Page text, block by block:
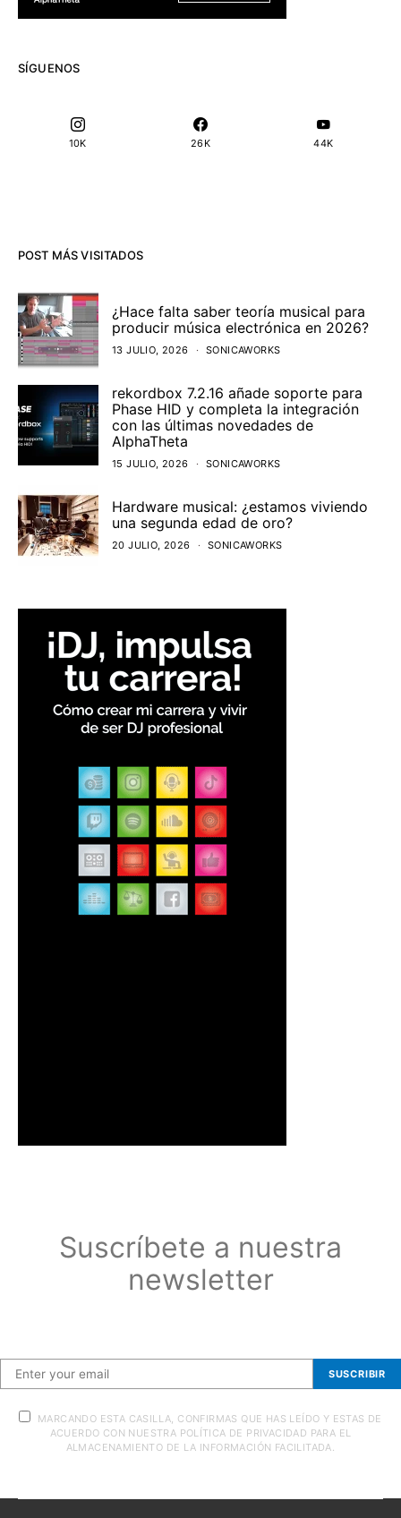
SÍGUENOS
10K 26K 44K
POST MÁS VISITADOS
¿Hace falta saber teoría musical para
producir música electrónica en 2026?
13 JULIO, 2026 SONICAWORKS
rekordbox 7.2.16 añade soporte para
Phase HID y completa la integración
con las últimas novedades de
AlphaTheta
15 JULIO, 2026 SONICAWORKS
Hardware musical: ¿estamos viviendo
una segunda edad de oro?
20 JULIO, 2026 SONICAWORKS
Suscríbete a nuestra
newsletter
SUSCRIBIR
MARCANDO ESTA CASILLA, CONFIRMAS QUE HAS LEÍDO Y ESTAS DE
ACUERDO CON NUESTRA POLÍTICA DE PRIVACIDAD PARA EL
ALMACENAMIENTO DE LA INFORMACIÓN FACILITADA.